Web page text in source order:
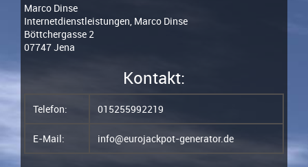
Marco Dinse
Internetdienstleistungen, Marco Dinse
Böttchergasse 2
07747 Jena
Kontakt:
Telefon: 015255992219
E-Mail: info@eurojackpot-generator.de